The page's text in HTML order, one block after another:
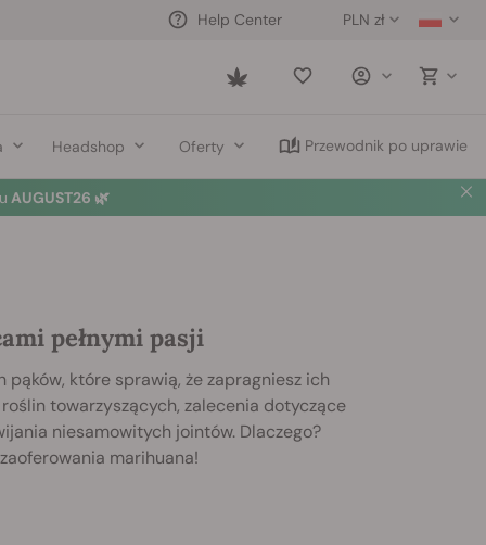
PLN zł
Help Center
Saved
Headshop Oferty Przewodnik po uprawie
AUGUST26 🌿
pełnymi pasji
które sprawią, że zapragniesz ich
towarzyszących, zalecenia dotyczące
niesamowitych jointów. Dlaczego?
marihuana!